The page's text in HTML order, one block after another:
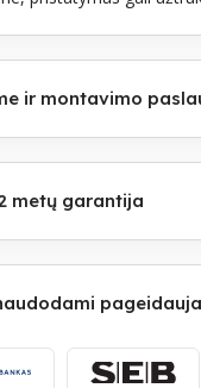
ir montavimo
metų garantija